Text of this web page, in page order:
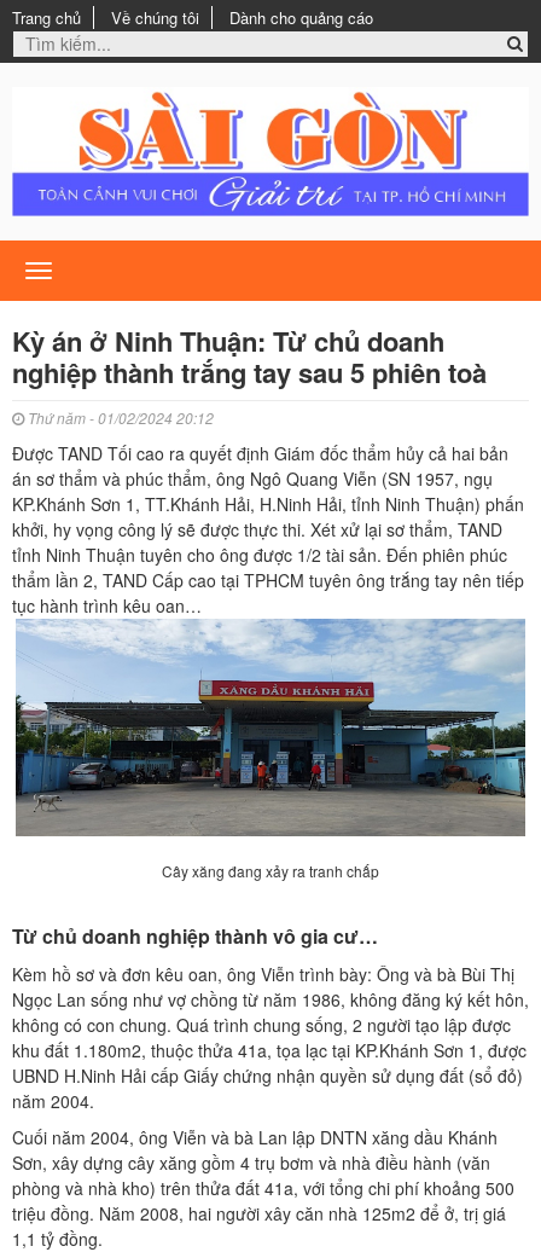
Trang chủ Về chúng tôi Dành cho quảng cáo
Toggle
navigation
Kỳ án ở Ninh Thuận: Từ chủ doanh
nghiệp thành trắng tay sau 5 phiên toà
Thứ năm - 01/02/2024 20:12
Được TAND Tối cao ra quyết định Giám đốc thẩm hủy cả hai bản
án sơ thẩm và phúc thẩm, ông Ngô Quang Viễn (SN 1957, ngụ
KP.Khánh Sơn 1, TT.Khánh Hải, H.Ninh Hải, tỉnh Ninh Thuận) phấn
khởi, hy vọng công lý sẽ được thực thi. Xét xử lại sơ thẩm, TAND
tỉnh Ninh Thuận tuyên cho ông được 1/2 tài sản. Đến phiên phúc
thẩm lần 2, TAND Cấp cao tại TPHCM tuyên ông trắng tay nên tiếp
tục hành trình kêu oan…
Cây xăng đang xảy ra tranh chấp
Từ chủ doanh nghiệp thành vô gia cư…
Kèm hồ sơ và đơn kêu oan, ông Viễn trình bày: Ông và bà Bùi Thị
Ngọc Lan sống như vợ chồng từ năm 1986, không đăng ký kết hôn,
không có con chung. Quá trình chung sống, 2 người tạo lập được
khu đất 1.180m2, thuộc thửa 41a, tọa lạc tại KP.Khánh Sơn 1, được
UBND H.Ninh Hải cấp Giấy chứng nhận quyền sử dụng đất (sổ đỏ)
năm 2004.
Cuối năm 2004, ông Viễn và bà Lan lập DNTN xăng dầu Khánh
Sơn, xây dựng cây xăng gồm 4 trụ bơm và nhà điều hành (văn
phòng và nhà kho) trên thửa đất 41a, với tổng chi phí khoảng 500
triệu đồng. Năm 2008, hai người xây căn nhà 125m2 để ở, trị giá
1,1 tỷ đồng.